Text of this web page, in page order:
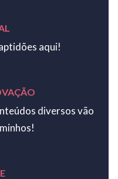
aqui!
diversos vão